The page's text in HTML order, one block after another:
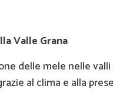
Valle Grana
delle mele nelle valli
al clima e alla